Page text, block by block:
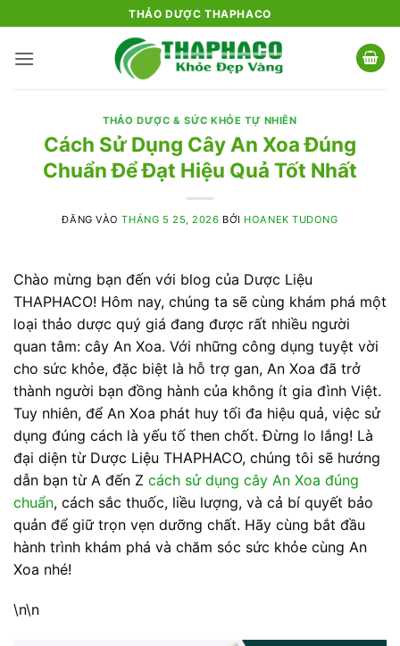
qua
nội
THẢO DƯỢC THAPHACO
THẢO DƯỢC & SỨC KHỎE TỰ NHIÊN
Cách Sử Dụng Cây An Xoa Đúng
Chuẩn Để Đạt Hiệu Quả Tốt Nhất
ĐĂNG VÀOTHÁNG 5 25, 2026 BỞI HOANEK TUDONG
Chào mừng bạn đến với blog của Dược Liệu
THAPHACO! Hôm nay, chúng ta sẽ cùng khám phá một
loại thảo dược quý giá đang được rất nhiều người
quan tâm: cây An Xoa. Với những công dụng tuyệt vời
cho sức khỏe, đặc biệt là hỗ trợ gan, An Xoa đã trở
thành người bạn đồng hành của không ít gia đình Việt.
Tuy nhiên, để An Xoa phát huy tối đa hiệu quả, việc sử
dụng đúng cách là yếu tố then chốt. Đừng lo lắng! Là
đại diện từ Dược Liệu THAPHACO, chúng tôi sẽ hướng
dẫn bạn từ A đến Z cách sử dụng cây An Xoa đúng
chuẩn, cách sắc thuốc, liều lượng, và cả bí quyết bảo
quản để giữ trọn vẹn dưỡng chất. Hãy cùng bắt đầu
hành trình khám phá và chăm sóc sức khỏe cùng An
Xoa nhé!
\n\n